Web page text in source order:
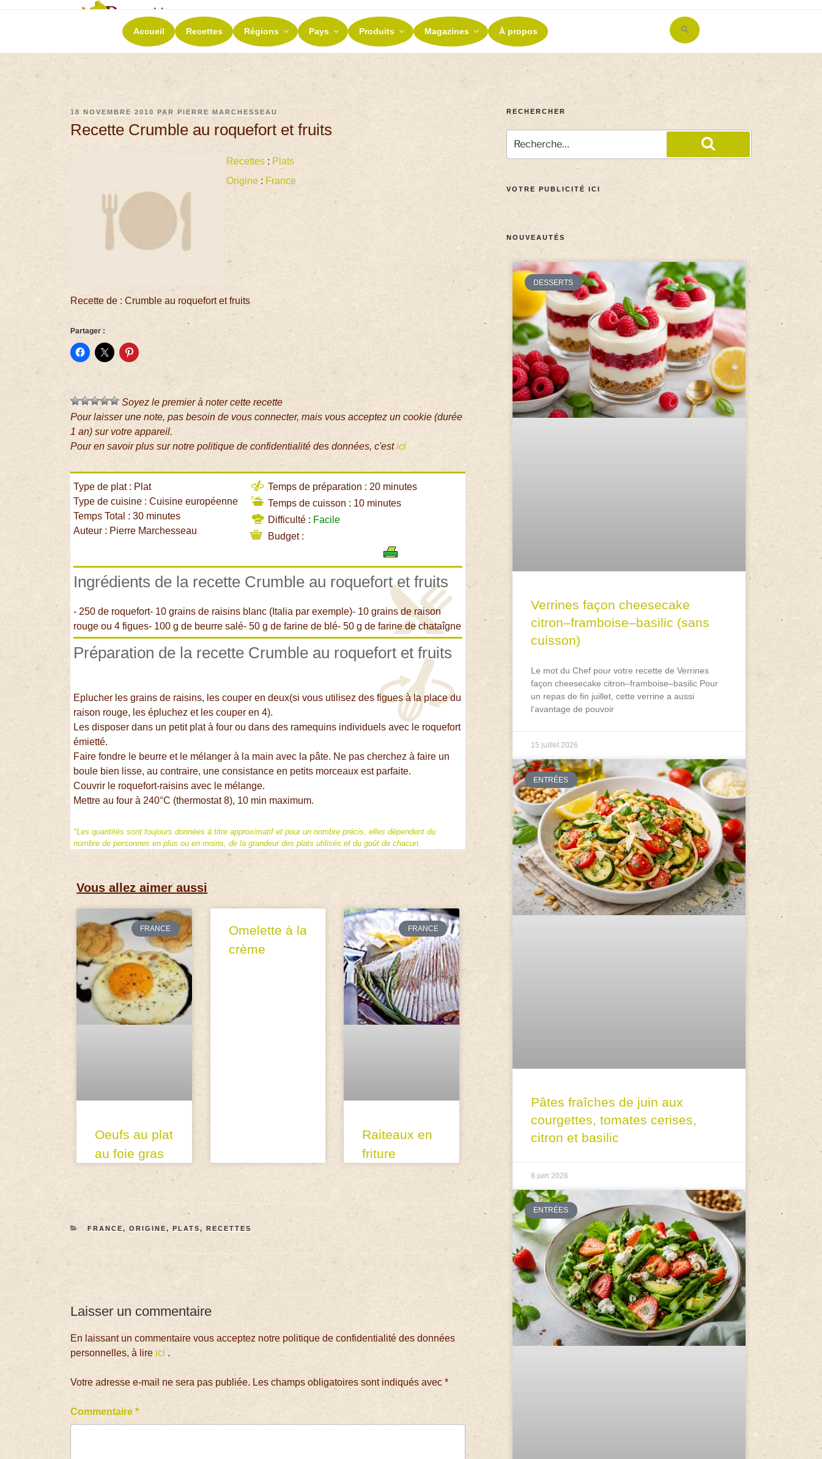
RECETTES ET TERROIRS
La richesse de nos terroirs
Accueil Recettes Régions Pays Produits Magazines À propos
Search
for:
18 NOVEMBRE 2010 PARPIERRE MARCHESSEAU
Recette Crumble au roquefort et fruits
Recettes : Plats
Origine : France
Recette de : Crumble au roquefort et fruits
Partager :
Soyez le premier à noter cette recette
Pour laisser une note, pas besoin de vous connecter, mais vous acceptez un cookie (durée
1 an) sur votre appareil.
Pour en savoir plus sur notre politique de confidentialité des données, c'estici
Type de plat : Plat
Type de cuisine : Cuisine européenne
Temps Total : 30 minutes
Auteur : Pierre Marchesseau
Temps de préparation : 20 minutes
Temps de cuisson : 10 minutes
Difficulté : Facile
Budget :
Ingrédients de la recette Crumble au roquefort et fruits
- 250 de roquefort- 10 grains de raisins blanc (Italia par exemple)- 10 grains de raison
rouge ou 4 figues- 100 g de beurre salé- 50 g de farine de blé- 50 g de farine de chataîgne
Préparation de la recette Crumble au roquefort et fruits
Eplucher les grains de raisins, les couper en deux(si vous utilisez des figues à la place du
raison rouge, les épluchez et les couper en 4).
Les disposer dans un petit plat à four ou dans des ramequins individuels avec le roquefort
émietté.
Faire fondre le beurre et le mélanger à la main avec la pâte. Ne pas cherchez à faire un
boule bien lisse, au contraire, une consistance en petits morceaux est parfaite.
Couvrir le roquefort-raisins avec le mélange.
Mettre au four à 240°C (thermostat 8), 10 min maximum.
*Les quantités sont toujours données à titre approximatif et pour un nombre précis, elles dépendent du
nombre de personnes en plus ou en moins, de la grandeur des plats utilisés et du goût de chacun.
Vous allez aimer aussi
FRANCE
Oeufs au plat
au foie gras
Omelette à la
crème
FRANCE
Raiteaux en
friture
FRANCE, ORIGINE, PLATS, RECETTES
Laisser un commentaire
En laissant un commentaire vous acceptez notre politique de confidentialité des données
personnelles, à lire ici .
Votre adresse e-mail ne sera pas publiée. Les champs obligatoires sont indiqués avec*
Commentaire*
RECHERCHER
VOTRE PUBLICITÉ ICI
NOUVEAUTÉS
DESSERTS
Verrines façon cheesecake
citron–framboise–basilic (sans
cuisson)
Le mot du Chef pour votre recette de Verrines
façon cheesecake citron–framboise–basilic Pour
un repas de fin juillet, cette verrine a aussi
l’avantage de pouvoir
15 juillet 2026
ENTRÉES
Pâtes fraîches de juin aux
courgettes, tomates cerises,
citron et basilic
8 juin 2026
ENTRÉES